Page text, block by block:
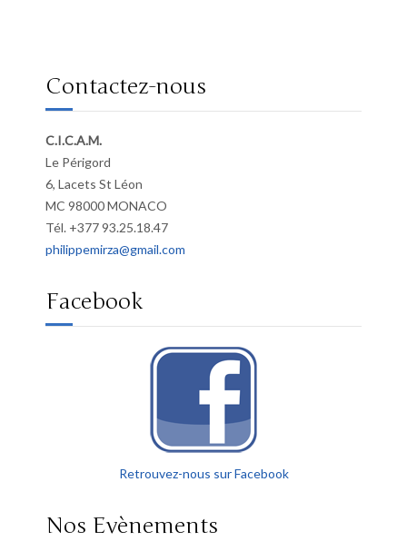
Contactez-nous
C.I.C.A.M.
Le Périgord
6, Lacets St Léon
MC 98000 MONACO
Tél. +377 93.25.18.47
philippemirza@gmail.com
Facebook
Retrouvez-nous sur Facebook
Nos Evènements